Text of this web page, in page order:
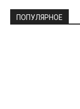
ПОПУЛЯРНОЕ